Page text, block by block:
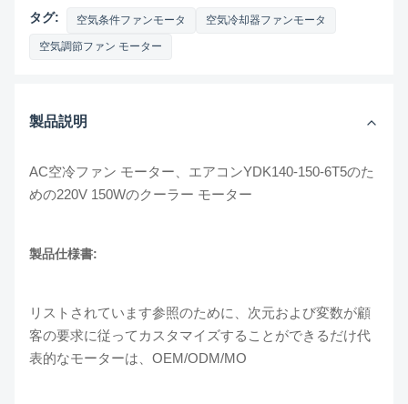
タグ: 空気条件ファンモータ 空気冷却器ファンモータ
空気調節ファン モーター
製品説明
AC空冷ファン モーター、エアコンYDK140-150-6T5のた
めの220V 150Wのクーラー モーター
製品仕様書:
リストされています参照のために、次元および変数が顧
客の要求に従ってカスタマイズすることができるだけ代
表的なモーターは、OEM/ODM/MO